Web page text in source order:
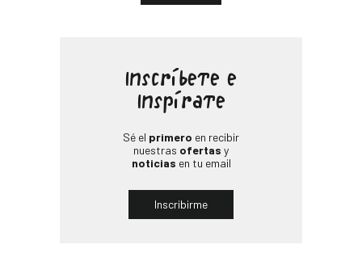
Inscríbete e
Inspírate
Sé el primero en recibir
nuestras ofertas y
noticias en tu email
Inscribirme